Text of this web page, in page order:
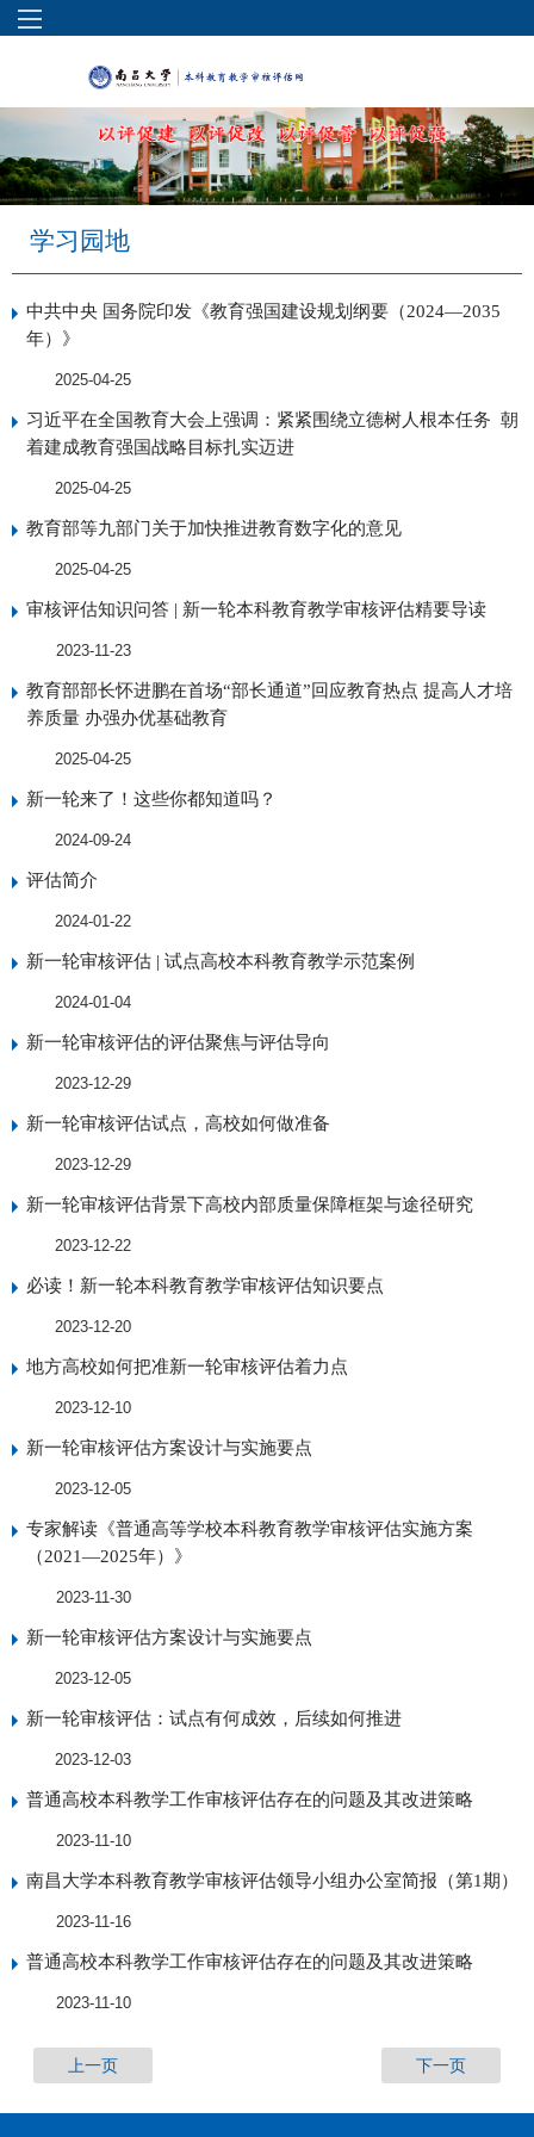
学习园地
中共中央 国务院印发《教育强国建设规划纲要（2024—2035
年）》
2025-04-25
习近平在全国教育大会上强调：紧紧围绕立德树人根本任务 朝
着建成教育强国战略目标扎实迈进
2025-04-25
教育部等九部门关于加快推进教育数字化的意见
2025-04-25
审核评估知识问答 | 新一轮本科教育教学审核评估精要导读
2023-11-23
教育部部长怀进鹏在首场“部长通道”回应教育热点 提高人才培
养质量 办强办优基础教育
2025-04-25
新一轮来了！这些你都知道吗？
2024-09-24
评估简介
2024-01-22
新一轮审核评估 | 试点高校本科教育教学示范案例
2024-01-04
新一轮审核评估的评估聚焦与评估导向
2023-12-29
新一轮审核评估试点，高校如何做准备
2023-12-29
新一轮审核评估背景下高校内部质量保障框架与途径研究
2023-12-22
必读！新一轮本科教育教学审核评估知识要点
2023-12-20
地方高校如何把准新一轮审核评估着力点
2023-12-10
新一轮审核评估方案设计与实施要点
2023-12-05
专家解读《普通高等学校本科教育教学审核评估实施方案
（2021—2025年）》
2023-11-30
新一轮审核评估方案设计与实施要点
2023-12-05
新一轮审核评估：试点有何成效，后续如何推进
2023-12-03
普通高校本科教学工作审核评估存在的问题及其改进策略
2023-11-10
南昌大学本科教育教学审核评估领导小组办公室简报（第1期）
2023-11-16
普通高校本科教学工作审核评估存在的问题及其改进策略
2023-11-10
上一页 下一页